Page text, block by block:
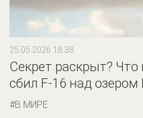
25.05.2026 18:38
Секрет раскрыт?
сбил F-16 над озером
В МИРЕ